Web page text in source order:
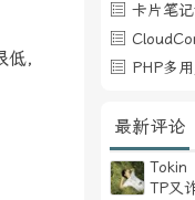
，
卡片笔
PHP多
最新评论
Tokin
TP又